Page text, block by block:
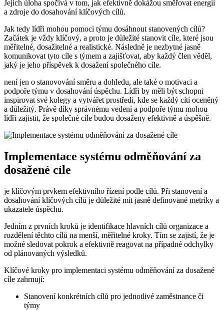
Jejich úloha spočívá v tom, jak efektivně dokážou směřovat energii
a zdroje do dosahování klíčových cílů.
Jak tedy lídři mohou pomoci týmu dosáhnout stanovených cílů?
Začátek je vždy klíčový, a proto je důležité stanovit cíle, které jsou
měřitelné, dosažitelné a realistické. Následně je nezbytné jasně
komunikovat tyto cíle s týmem a zajišťovat, aby každý člen věděl,
jaký je jeho příspěvek k dosažení společného cíle.
není jen o stanovování směru a dohledu, ale také o motivaci a
podpoře týmu v dosahování úspěchu. Lídři by měli být schopni
inspirovat své kolegy a vytvářet prostředí, kde se každý cítí oceněný
a důležitý. Právě díky správnému vedení a podpoře týmu mohou
lídři zajistit, že společné cíle budou dosaženy efektivně a úspěšně.
Implementace systému odměňování za
dosažené cíle
je klíčovým prvkem efektivního řízení podle cílů. Při stanovení a
dosahování klíčových cílů je důležité mít jasně definované metriky a
ukazatele úspěchu.
Jedním z prvních kroků je identifikace hlavních cílů organizace a
rozdělení těchto cílů na menší, měřitelné kroky. Tím se zajistí, že je
možné sledovat pokrok a efektivně reagovat na případné odchylky
od plánovaných výsledků.
Klíčové kroky pro implementaci systému odměňování za dosažené
cíle zahrnují:
Stanovení konkrétních cílů pro jednotlivé zaměstnance či
týmy